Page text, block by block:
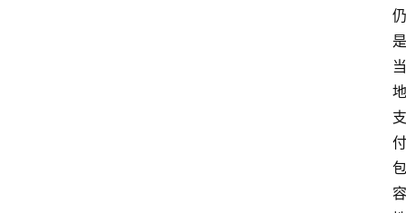
仍
是
当
地
支
付
包
容